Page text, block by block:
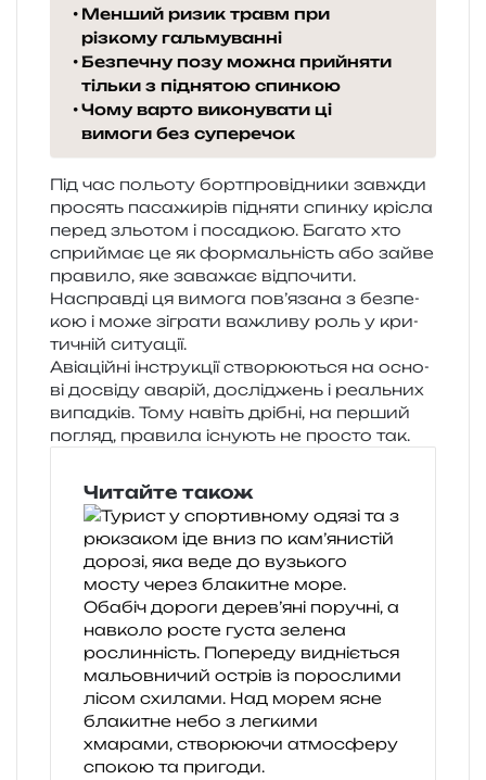
Менший ризик травм при
різкому гальмуванні
Безпечну позу можна прийняти
тільки з піднятою спинкою
Чому варто виконувати ці
вимоги без суперечок
Під час польо­ту борт­про­від­ни­ки зав­жди
про­сять паса­жи­рів під­ня­ти спин­ку крі­сла
перед зльо­том і посад­кою. Багато хто
спри­ймає це як фор­маль­ність або зайве
пра­ви­ло, яке зава­жає від­по­чи­ти.
Насправді ця вимо­га пов’язана з без­пе­
кою і може зігра­ти важли­ву роль у кри­
ти­чній ситуації.
Авіаційні інстру­кції ство­рю­ю­ться на осно­
ві досві­ду ава­рій, дослі­джень і реаль­них
випад­ків. Тому навіть дрі­бні, на пер­ший
погляд, пра­ви­ла існу­ють не про­сто так.
Читайте також